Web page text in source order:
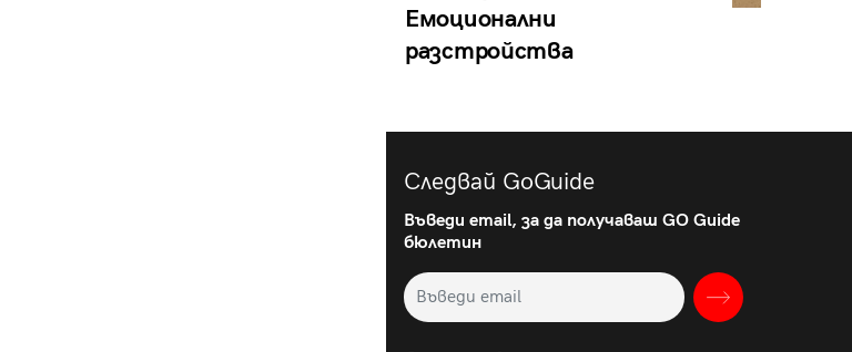
Емоционални
разстройства
Следвай GoGuide
Въведи email, за да получаваш GO Guide
бюлетин